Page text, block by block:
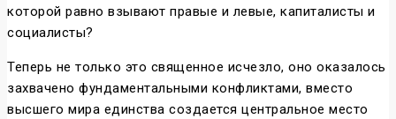
которой равно взывают правые и левые, капиталисты и
социалисты?
Теперь не только это священное исчезло, оно оказалось
захвачено фундаментальными конфликтами, вместо
высшего мира единства создается центральное место